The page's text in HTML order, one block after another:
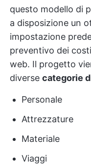
questo modello di
a disposizione un
impostazione
preventivo dei
web. Il progetto
diverse categorie
Personale
Attrezzature
Materiale
Viaggi